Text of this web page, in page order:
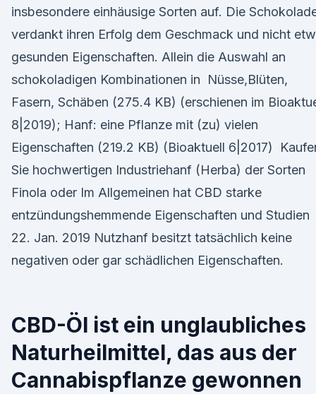
insbesondere einhäusige Sorten auf. Die
verdankt ihren Erfolg dem Geschmack und nicht
gesunden Eigenschaften. Allein die Auswahl an
schokoladigen Kombinationen in Nüsse,Blüten,
Fasern, Schäben (275.4 KB) (erschienen im
8|2019); Hanf: eine Pflanze mit (zu) vielen
Eigenschaften (219.2 KB) (Bioaktuell 6|2017)
Sie hochwertigen Industriehanf (Herba) der Sorten
Finola oder Im Allgemeinen hat CBD starke
entzündungshemmende Eigenschaften und Studien
22. Jan. 2019 Nutzhanf besitzt tatsächlich keine
negativen oder gar schädlichen Eigenschaften.
CBD-Öl ist ein unglaubliches
Naturheilmittel, das aus der
Cannabispflanze gewonnen